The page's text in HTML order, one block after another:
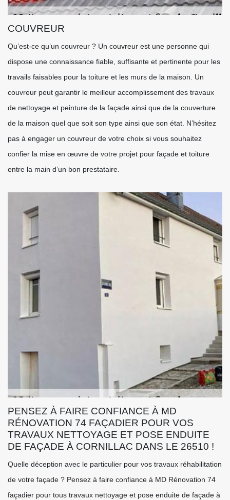
COUVREUR
Qu’est-ce qu’un couvreur ? Un couvreur est une personne qui
dispose une connaissance fiable, suffisante et pertinente pour les
travails faisables pour la toiture et les murs de la maison. Un
couvreur peut garantir le meilleur accomplissement des travaux
de nettoyage et peinture de la façade ainsi que de la couverture
de la maison quel que soit son type ainsi que son état. N’hésitez
pas à engager un couvreur de votre choix si vous souhaitez
confier la mise en œuvre de votre projet pour façade et toiture
entre la main d’un bon prestataire.
PENSEZ À FAIRE CONFIANCE À MD
RÉNOVATION 74 FAÇADIER POUR VOS
TRAVAUX NETTOYAGE ET POSE ENDUITE
DE FAÇADE À CORNILLAC DANS LE 26510 !
Quelle déception avec le particulier pour vos travaux réhabilitation
de votre façade ? Pensez à faire confiance à MD Rénovation 74
façadier pour tous travaux nettoyage et pose enduite de façade à